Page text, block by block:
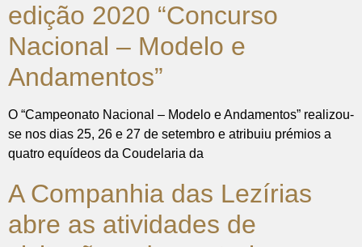
edição 2020 “Concurso
Nacional – Modelo e
Andamentos”
O “Campeonato Nacional – Modelo e Andamentos” realizou-
se nos dias 25, 26 e 27 de setembro e atribuiu prémios a
quatro equídeos da Coudelaria da
A Companhia das Lezírias
abre as atividades de